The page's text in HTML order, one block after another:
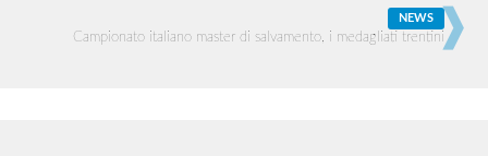
NEWS
Campionato italiano master di salvamento, i medagliati trentini